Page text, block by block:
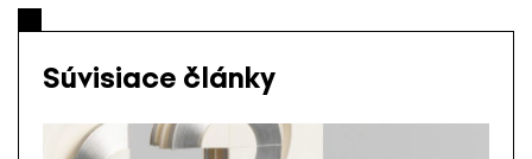
Súvisiace články